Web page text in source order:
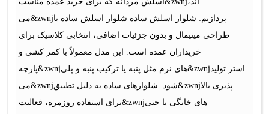
می&zwnjپردازیم: شلوار اسلش ساده شلوار اسلش ساده با
طراحی مینیمال و بدون جزئیات اضافی، انتخابی کلاسیک برای
خریداران عمده است. این مدل معمولاً با کمر کشی و
پارچه&zwnjهای نرم مثل پنبه یا ترکیب پنبه و پلی&zwnjاستر تولید
می&zwnjشود. شلوارهای ساده به دلیل تطبیق&zwnjپذیری بالا
برای استفاده روزمره، فعالیت&zwnjهای خانگی یا حتی